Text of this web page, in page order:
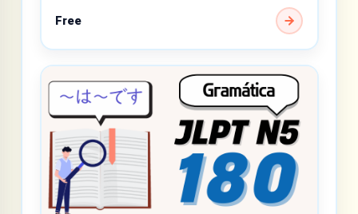
Free